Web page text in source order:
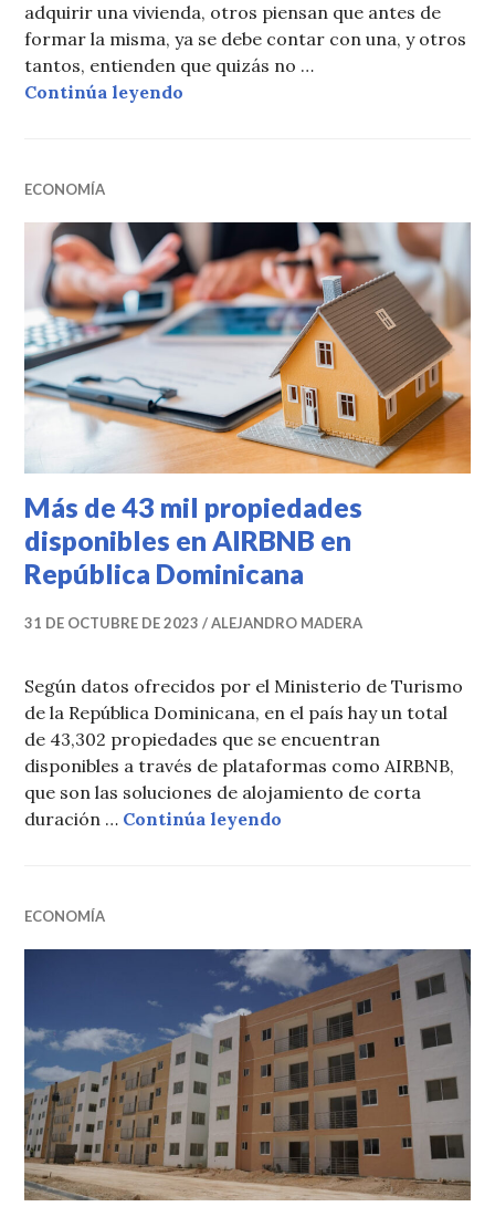
adquirir una vivienda, otros piensan que antes de
formar la misma, ya se debe contar con una, y otros
tantos, entienden que quizás no …
Continúa leyendo
ECONOMÍA
Más de 43 mil propiedades
disponibles en AIRBNB en
República Dominicana
31 DE OCTUBRE DE 2023 ALEJANDRO MADERA
Según datos ofrecidos por el Ministerio de Turismo
de la República Dominicana, en el país hay un total
de 43,302 propiedades que se encuentran
disponibles a través de plataformas como AIRBNB,
que son las soluciones de alojamiento de corta
duración … Continúa leyendo
ECONOMÍA